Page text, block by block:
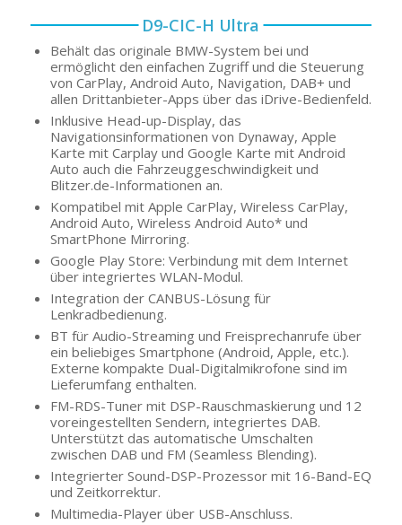
D9-CIC-H Ultra
Behält das originale BMW-System bei und
ermöglicht den einfachen Zugriff und die Steuerung
von CarPlay, Android Auto, Navigation, DAB+ und
allen Drittanbieter-Apps über das iDrive-Bedienfeld.
Inklusive Head-up-Display, das
Navigationsinformationen von Dynaway, Apple
Karte mit Carplay und Google Karte mit Android
Auto auch die Fahrzeuggeschwindigkeit und
Blitzer.de-Informationen an.
Kompatibel mit Apple CarPlay, Wireless CarPlay,
Android Auto, Wireless Android Auto* und
SmartPhone Mirroring.
Google Play Store: Verbindung mit dem Internet
über integriertes WLAN-Modul.
Integration der CANBUS-Lösung für
Lenkradbedienung.
BT für Audio-Streaming und Freisprechanrufe über
ein beliebiges Smartphone (Android, Apple, etc.).
Externe kompakte Dual-Digitalmikrofone sind im
Lieferumfang enthalten.
FM-RDS-Tuner mit DSP-Rauschmaskierung und 12
voreingestellten Sendern, integriertes DAB.
Unterstützt das automatische Umschalten
zwischen DAB und FM (Seamless Blending).
Integrierter Sound-DSP-Prozessor mit 16-Band-EQ
und Zeitkorrektur.
Multimedia-Player über USB-Anschluss.